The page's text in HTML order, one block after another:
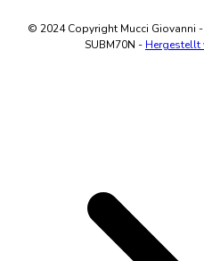
© 2024 Copyright Mucci Giovanni -
SUBM70N -